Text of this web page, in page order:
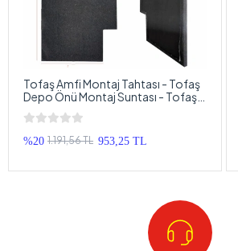
Tofaş Amfi Montaj Tahtası - Tofaş
Depo Önü Montaj Suntası - Tofaş
Amfi Sabitleme Tahtası
%20 1.191,56 TL 953,25 TL